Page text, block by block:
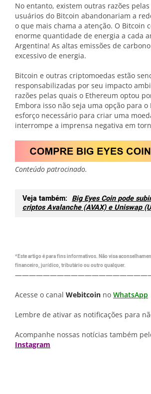
No entanto, existem outras razões
usuários do Bitcoin abandonariam a
o que mais chama a atenção. O Bitcoin
enorme quantidade de energia a cada
Argentina! As altas emissões de
excessivo de energia.
Bitcoin e outras criptomoedas estão
responsabilizadas por seu impacto
razões pelas quais o Ethereum optou
Embora isso não seja uma opção para
esforço necessário para criar uma
interrompe a imprensa negativa em
Conteúdo patrocinado.
Veja também: Big Eyes Coin pode
criptos Avalanche (AVAX) e Uniswap
*Este artigo é para fins informativos. Não visa
financeiro, jurídico, tributário ou outro qualquer.
Acesse o canal Webitcoin no WhatsApp
Lembre de ativar as notificações para
Acompanhe nossas notícias também
Instagram